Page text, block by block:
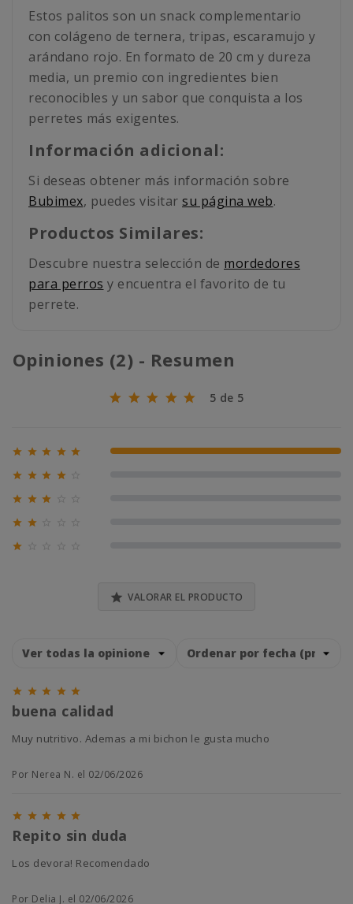
Estos palitos son un snack complementario
con colágeno de ternera, tripas, escaramujo y
arándano rojo. En formato de 20 cm y dureza
media, un premio con ingredientes bien
reconocibles y un sabor que conquista a los
perretes más exigentes.
Información adicional:
Si deseas obtener más información sobre
Bubimex, puedes visitar su página web.
Productos Similares:
Descubre nuestra selección de mordedores
para perros y encuentra el favorito de tu
perrete.
Opiniones (2) - Resumen
5 de 5
     100% (2)
   
  
 

 VALORAR EL PRODUCTO
    
buena calidad
Muy nutritivo. Ademas a mi bichon le gusta mucho
Por Nerea N. el 02/06/2026
    
Repito sin duda
Los devora! Recomendado
Por Delia J. el 02/06/2026